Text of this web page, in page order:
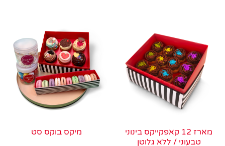
מארז 12 קאפקייקס בינוני
טבעוני / ללא גלוטן
מיקס בוקס סט